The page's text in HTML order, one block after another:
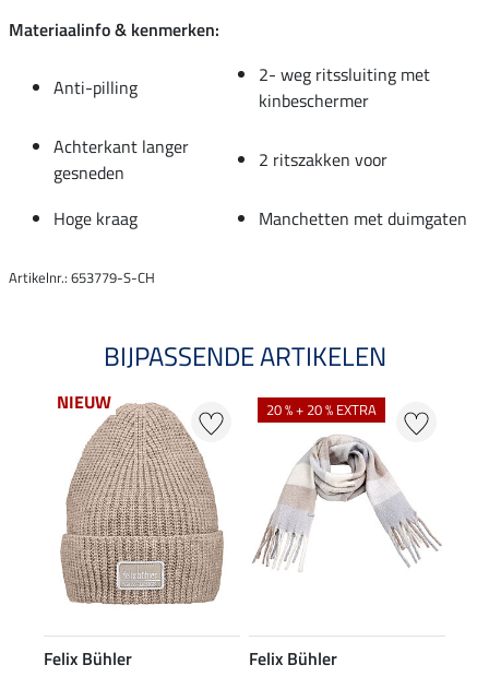
Materiaalinfo & kenmerken:
Anti-pilling
2- weg ritssluiting met
kinbeschermer
Achterkant langer
gesneden
2 ritszakken voor
Hoge kraag Manchetten met duimgaten
Artikelnr.: 653779-S-CH
BIJPASSENDE ARTIKELEN
NIEUW
Felix Bühler
20 % + 20 % EXTRA
Felix Bühler